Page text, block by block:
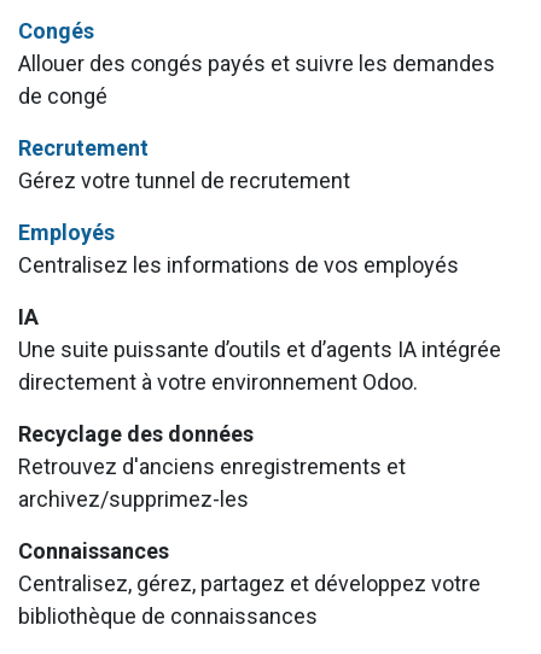
Congés
Allouer des congés payés et suivre les demandes
de congé
Recrutement
Gérez votre tunnel de recrutement
Employés
Centralisez les informations de vos employés
IA
Une suite puissante d’outils et d’agents IA intégrée
directement à votre environnement Odoo.
Recyclage des données
Retrouvez d'anciens enregistrements et
archivez/supprimez-les
Connaissances
Centralisez, gérez, partagez et développez votre
bibliothèque de connaissances